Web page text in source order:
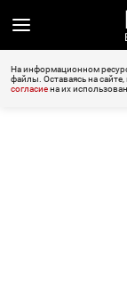
На информационном
файлы. Оставаясь на
согласиена их